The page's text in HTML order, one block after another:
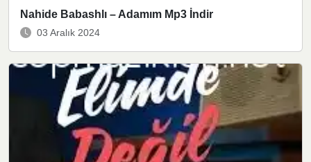
Nahide Babashlı – Adamım Mp3 İndir
03 Aralık 2024